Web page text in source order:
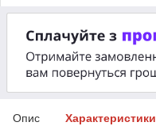
Опис Характеристики